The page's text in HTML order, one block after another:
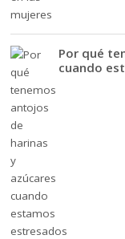
Por qué
cuando